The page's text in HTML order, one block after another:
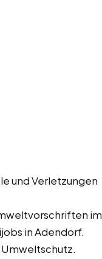
und Verletzungen
im
in Adendorf.
Umweltschutz.